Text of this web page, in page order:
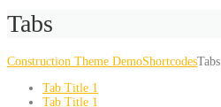
Tabs
Construction Theme DemoShortcodesTabs
Tab Title 1
Tab Title 1